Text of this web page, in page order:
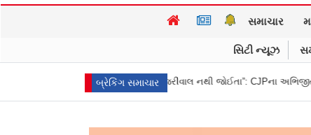
સમાચાર
સિટી ન્યૂઝ
બ્રેકિંગ સમાચાર
“બીજા કેજરીવાલ નથી જોઈતા”: CJPના અભિજીત દિપકેના ઘરની